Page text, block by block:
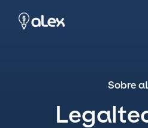
Sobre